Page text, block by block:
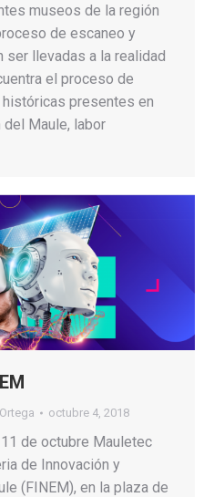
museos de la región
de escaneo y
ser llevadas a la realidad
el proceso de
presentes en
Maule, labor
octubre 4, 2018
de octubre Mauletec
de Innovación y
(FINEM), en la plaza de